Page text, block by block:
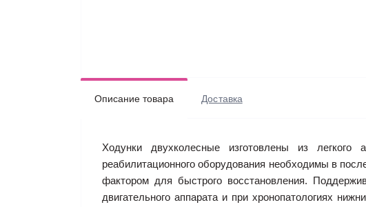
Описание товара Доставка
Ходунки двухколесные изготовлены из
реабилитационного оборудования необходимы в
фактором для быстрого восстановления.
двигательного аппарата и при хронопатологиях